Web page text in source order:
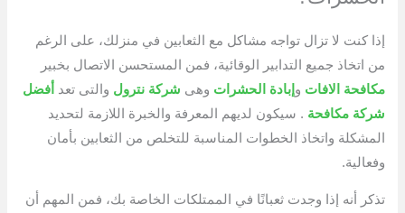
إذا كنت لا تزال تواجه مشاكل مع الثعابين في منزلك، على الرغم
من اتخاذ جميع التدابير الوقائية، فمن المستحسن الاتصال بخبير
مكافحة الافات و إبادة الحشرات وهى شركة نترول والتى تعد
أفضل
شركة مكافحة . سيكون لديهم المعرفة والخبرة اللازمة لتحديد
المشكلة واتخاذ الخطوات المناسبة للتخلص من الثعابين بأمان
وفعالية.
تذكر أنه إذا وجدت ثعبانًا في الممتلكات الخاصة بك، فمن المهم أن